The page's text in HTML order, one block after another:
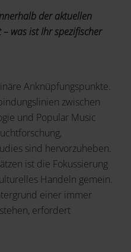
der aktuellen
was ist Ihr spezifischer
Anknüpfungspunkte.
zwischen
und Popular Music
sind hervorzuheben.
ist die Fokussierung
Handeln gemein.
einer immer
erfordert